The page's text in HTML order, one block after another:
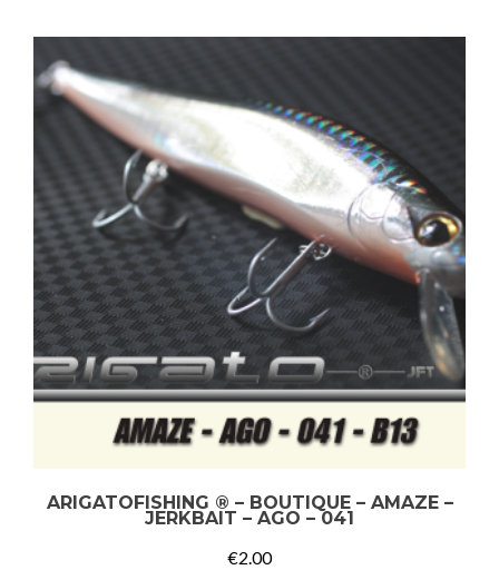
ARIGATOFISHING ® – BOUTIQUE – AMAZE –
JERKBAIT – AGO – 041
€2.00